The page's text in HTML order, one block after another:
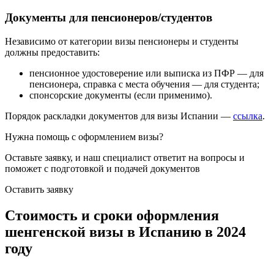
Документы для пенсионеров/студентов
Независимо от категории визы пенсионеры и студенты
должны предоставить:
пенсионное удостоверение или выписка из ПФР — для
пенсионера, справка с места обучения — для студента;
спонсорские документы (если применимо).
Порядок раскладки документов для визы Испании — ссылка.
Нужна помощь с оформлением визы?
Оставьте заявку, и наш специалист ответит на вопросы и
поможет с подготовкой и подачей документов
Оставить заявку
Стоимость и сроки оформления
шенгенской визы в Испанию в 2024
году